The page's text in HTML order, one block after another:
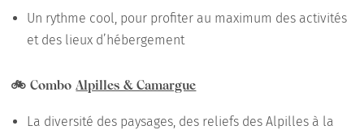
Un rythme cool, pour profiter au maximum des activités
et des lieux d’hébergement
🚲 ComboAlpilles & Camargue
La diversité des paysages, des reliefs des Alpilles à la